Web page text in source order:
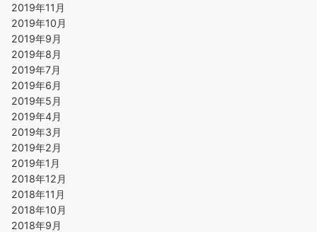
2019年11月
2019年10月
2019年9月
2019年8月
2019年7月
2019年6月
2019年5月
2019年4月
2019年3月
2019年2月
2019年1月
2018年12月
2018年11月
2018年10月
2018年9月